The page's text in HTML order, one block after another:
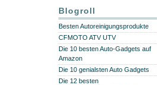
Blogroll
Besten Autoreinigungsprodukte
CFMOTO ATV UTV
Die 10 besten Auto-Gadgets auf
Amazon
Die 10 genialsten Auto Gadgets
Die 12 besten